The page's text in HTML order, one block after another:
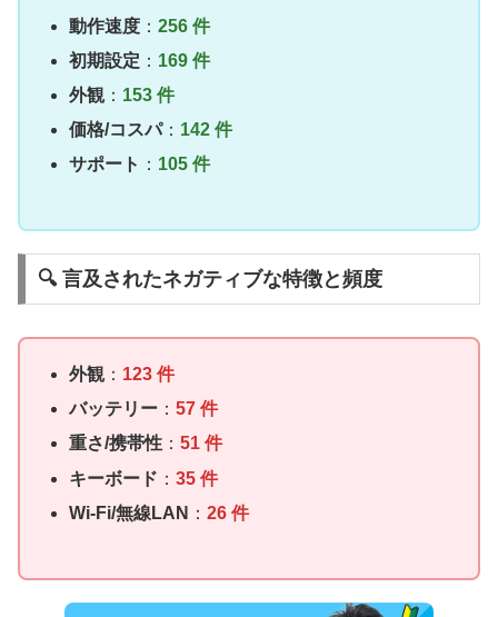
動作速度 ：256 件
初期設定 ： 169 件
外観： 153 件
価格/コスパ： 142 件
サポート ： 105 件
🔍 言及されたネガティブな特徴と頻度
外観： 123 件
バッテリー ：57 件
重さ/携帯性 ：51 件
キーボード ：35 件
Wi-Fi/無線LAN ：26 件